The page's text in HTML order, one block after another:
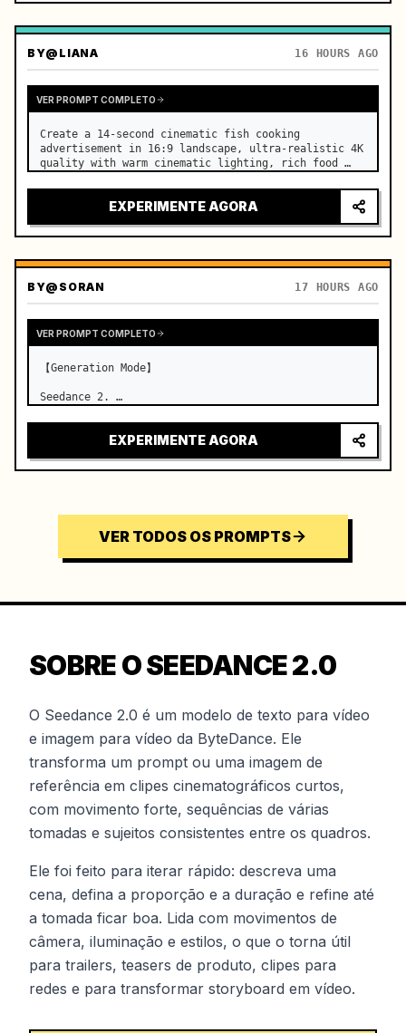
BY@LIANA 16 HOURS AGO
VER PROMPT COMPLETO
Create a 14-second cinematic fish cooking
advertisement in 16:9 landscape, ultra-realistic 4K
quality with warm cinematic lighting, rich food
EXPERIMENTE AGORA
BY@SORAN 17 HOURS AGO
VER PROMPT COMPLETO
【Generation Mode】
Seedance 2. …
EXPERIMENTE AGORA
VER TODOS OS PROMPTS
SOBRE O SEEDANCE 2.0
O Seedance 2.0 é um modelo de texto para vídeo
e imagem para vídeo da ByteDance. Ele
transforma um prompt ou uma imagem de
referência em clipes cinematográficos curtos,
com movimento forte, sequências de várias
tomadas e sujeitos consistentes entre os quadros.
Ele foi feito para iterar rápido: descreva uma
cena, defina a proporção e a duração e refine até
a tomada ficar boa. Lida com movimentos de
câmera, iluminação e estilos, o que o torna útil
para trailers, teasers de produto, clipes para
redes e para transformar storyboard em vídeo.